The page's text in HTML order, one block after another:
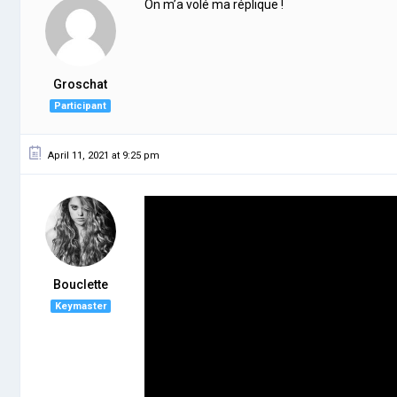
Groschat
Participant
On m’a volé ma réplique !
April 11, 2021 at 9:25 pm
Bouclette
Keymaster